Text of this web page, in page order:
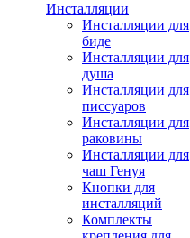
Инсталляции
Инсталляции для
биде
Инсталляции для
душа
Инсталляции для
писсуаров
Инсталляции для
раковины
Инсталляции для
чаш Генуя
Кнопки для
инсталляций
Комплекты